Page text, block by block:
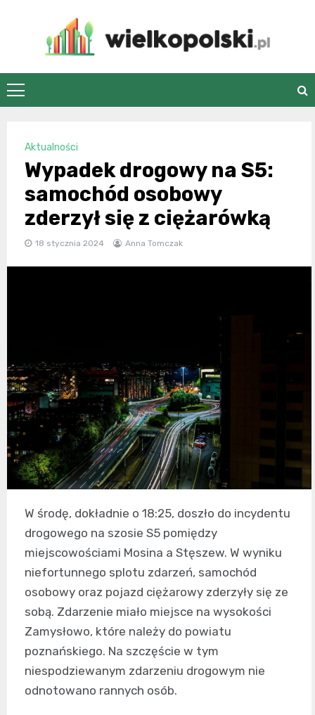
wielkopolski.pl
Aktualności
Wypadek drogowy na S5:
samochód osobowy
zderzył się z ciężarówką
18 stycznia 2024 Anna Tomczak
W środę, dokładnie o 18:25, doszło do incydentu
drogowego na szosie S5 pomiędzy
miejscowościami Mosina a Stęszew. W wyniku
niefortunnego splotu zdarzeń, samochód
osobowy oraz pojazd ciężarowy zderzyły się ze
sobą. Zdarzenie miało miejsce na wysokości
Zamysłowo, które należy do powiatu
poznańskiego. Na szczęście w tym
niespodziewanym zdarzeniu drogowym nie
odnotowano rannych osób.